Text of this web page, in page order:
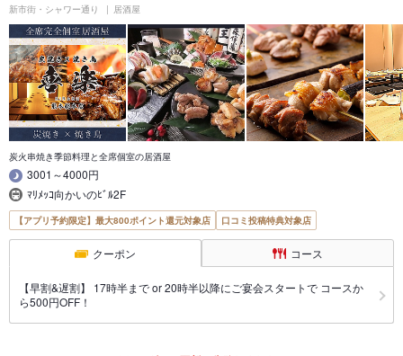
新市街・シャワー通り 居酒屋
炭火串焼き季節料理と全席個室の居酒屋
3001～4000円
ﾏﾘﾒｯｺ向かいのﾋﾞﾙ2F
【アプリ予約限定】最大800ポイント還元対象店 口コミ投稿特典対象店
クーポン コース
【早割&遅割】 17時半まで or 20時半以降にご宴会スタートで コースか
ら500円OFF！